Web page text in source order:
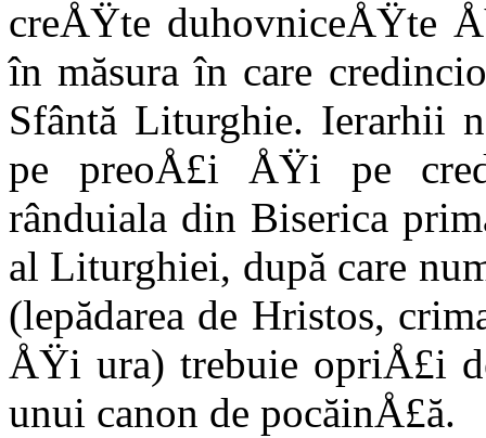
creÅŸte duhovniceÅŸte
în măsura în care
Sfântă Liturghie. Ierarhii
pe preoÅ£i ÅŸi pe
rânduiala din Biserica
al Liturghiei, după care
(lepădarea de Hristos,
ÅŸi ura) trebuie opriÅ£i
unui canon de